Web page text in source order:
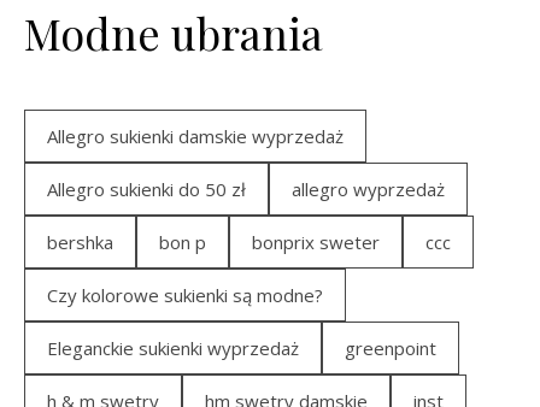
Modne ubrania
Allegro sukienki damskie wyprzedaż
Allegro sukienki do 50 zł allegro wyprzedaż
bershka bon p bonprix sweter ccc
Czy kolorowe sukienki są modne?
Eleganckie sukienki wyprzedaż greenpoint
h & m swetry hm swetry damskie inst